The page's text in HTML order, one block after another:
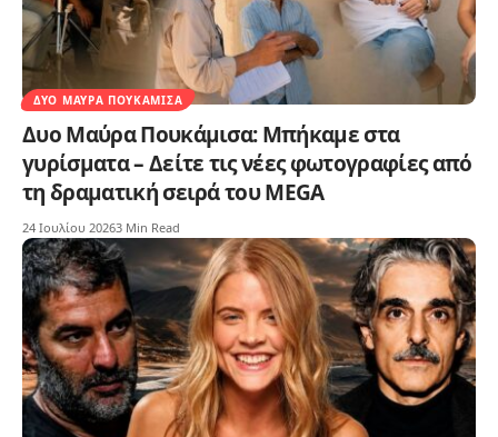
ΔΥΟ ΜΑΎΡΑ ΠΟΥΚΆΜΙΣΑ
Δυο Μαύρα Πουκάμισα: Μπήκαμε στα
γυρίσματα – Δείτε τις νέες φωτογραφίες από
τη δραματική σειρά του MEGA
24 Ιουλίου 20263 Min Read